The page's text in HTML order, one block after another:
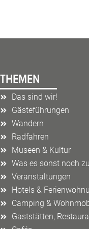
THEMEN
Das sind wir!
Gästeführungen
Wandern
Radfahren
Museen & Kultur
Was es sonst noch
Veranstaltungen
Hotels &
Camping &
Gaststätten,